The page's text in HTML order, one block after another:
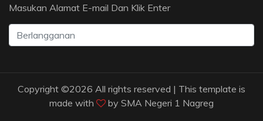
Masukan Alamat E-mail Dan Klik Enter
Copyright ©2026 All rights reserved | This template is
made with
by SMA Negeri 1 Nagreg